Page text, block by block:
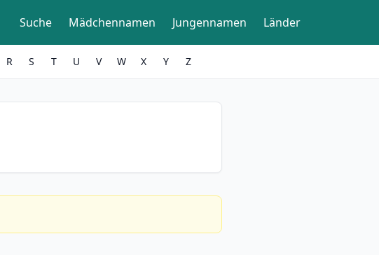
Suche Mädchennamen Jungennamen Länder
R S T U V W X Y Z